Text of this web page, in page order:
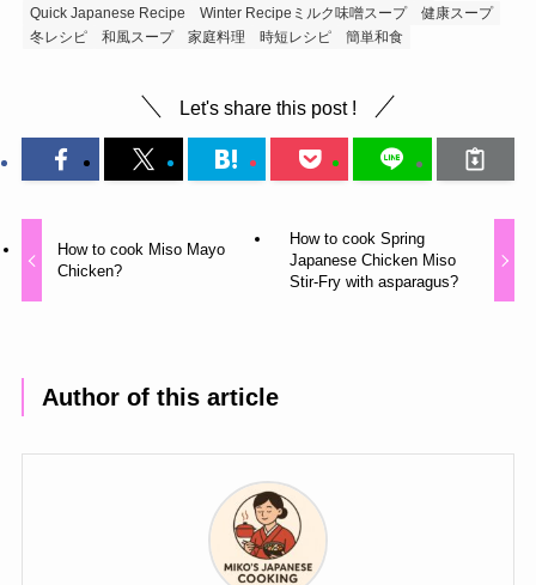
Quick Japanese Recipe
Winter Recipeミルク味噌スープ
健康スープ
冬レシピ
和風スープ 家庭料理 時短レシピ 簡単和食
Let's share this post !
How to cook Miso Mayo
Chicken?
How to cook Spring
Japanese Chicken Miso
Stir-Fry with asparagus?
Author of this article